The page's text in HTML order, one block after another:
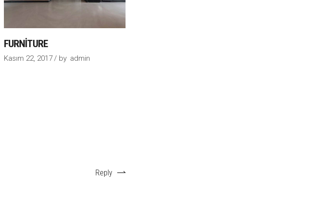
FURNITURE
Kasım 22, 2017 by admin
Reply